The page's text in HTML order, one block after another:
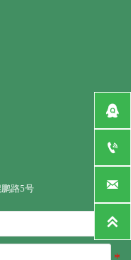
路5号



